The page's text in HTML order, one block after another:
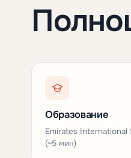
Образование
Emirates International
(~5 мин)